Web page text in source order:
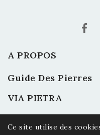
A PROPOS
Guide Des Pierres
VIA PIETRA
Ce site utilise des